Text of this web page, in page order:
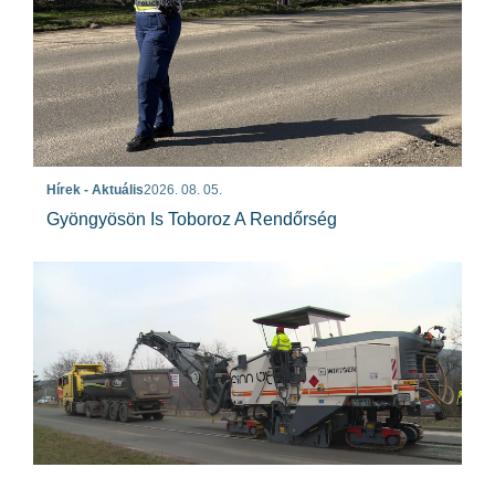
Hírek - Aktuális2026. 08. 05.
Gyöngyösön Is Toboroz A Rendőrség